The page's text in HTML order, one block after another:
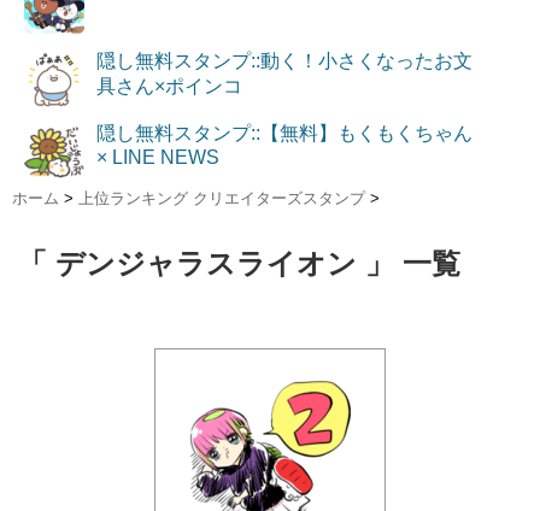
隠し無料スタンプ::動く！小さくなったお文
具さん×ポインコ
隠し無料スタンプ::【無料】もくもくちゃん
× LINE NEWS
ホーム > 上位ランキング クリエイターズスタンプ >
「 デンジャラスライオン 」 一覧